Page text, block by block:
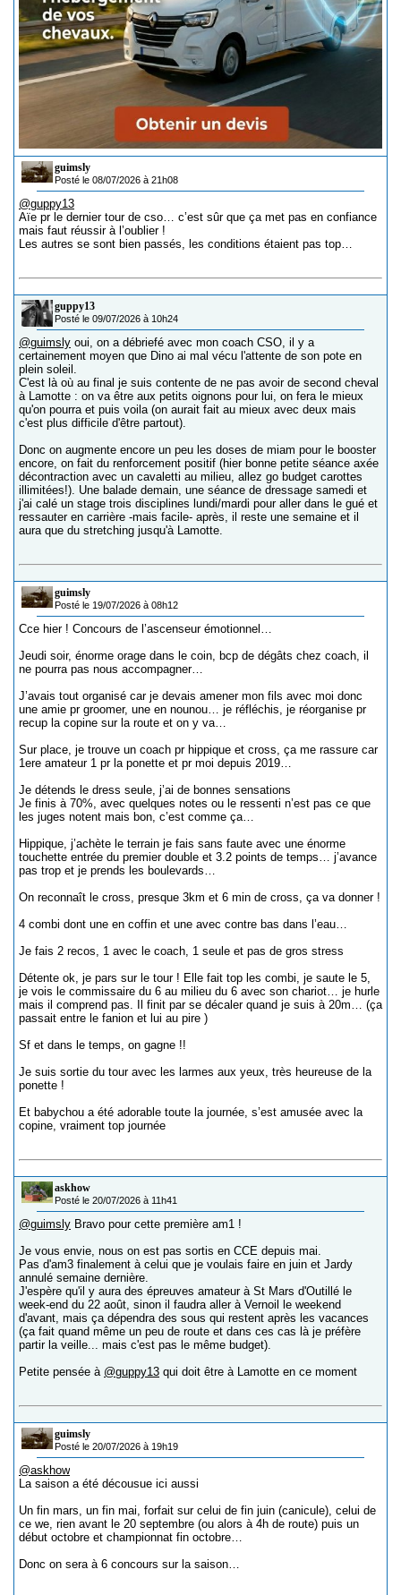
guimsly
Posté le 08/07/2026 à 21h08
@guppy13
Aïe pr le dernier tour de cso… c’est sûr que ça met pas en confiance
mais faut réussir à l’oublier !
Les autres se sont bien passés, les conditions étaient pas top…
guppy13
Posté le 09/07/2026 à 10h24
@guimsly oui, on a débriefé avec mon coach CSO, il y a
certainement moyen que Dino ai mal vécu l'attente de son pote en
plein soleil.
C'est là où au final je suis contente de ne pas avoir de second cheval
à Lamotte : on va être aux petits oignons pour lui, on fera le mieux
qu'on pourra et puis voila (on aurait fait au mieux avec deux mais
c'est plus difficile d'être partout).
Donc on augmente encore un peu les doses de miam pour le booster
encore, on fait du renforcement positif (hier bonne petite séance axée
décontraction avec un cavaletti au milieu, allez go budget carottes
illimitées!). Une balade demain, une séance de dressage samedi et
j'ai calé un stage trois disciplines lundi/mardi pour aller dans le gué et
ressauter en carrière -mais facile- après, il reste une semaine et il
aura que du stretching jusqu'à Lamotte.
guimsly
Posté le 19/07/2026 à 08h12
Cce hier ! Concours de l’ascenseur émotionnel…
Jeudi soir, énorme orage dans le coin, bcp de dégâts chez coach, il
ne pourra pas nous accompagner…
J’avais tout organisé car je devais amener mon fils avec moi donc
une amie pr groomer, une en nounou… je réfléchis, je réorganise pr
recup la copine sur la route et on y va…
Sur place, je trouve un coach pr hippique et cross, ça me rassure car
1ere amateur 1 pr la ponette et pr moi depuis 2019…
Je détends le dress seule, j’ai de bonnes sensations
Je finis à 70%, avec quelques notes ou le ressenti n’est pas ce que
les juges notent mais bon, c’est comme ça…
Hippique, j’achète le terrain je fais sans faute avec une énorme
touchette entrée du premier double et 3.2 points de temps… j’avance
pas trop et je prends les boulevards…
On reconnaît le cross, presque 3km et 6 min de cross, ça va donner !
4 combi dont une en coffin et une avec contre bas dans l’eau…
Je fais 2 recos, 1 avec le coach, 1 seule et pas de gros stress
Détente ok, je pars sur le tour ! Elle fait top les combi, je saute le 5,
je vois le commissaire du 6 au milieu du 6 avec son chariot… je hurle
mais il comprend pas. Il finit par se décaler quand je suis à 20m… (ça
passait entre le fanion et lui au pire )
Sf et dans le temps, on gagne !!
Je suis sortie du tour avec les larmes aux yeux, très heureuse de la
ponette !
Et babychou a été adorable toute la journée, s’est amusée avec la
copine, vraiment top journée
askhow
Posté le 20/07/2026 à 11h41
@guimsly Bravo pour cette première am1 !
Je vous envie, nous on est pas sortis en CCE depuis mai.
Pas d'am3 finalement à celui que je voulais faire en juin et Jardy
annulé semaine dernière.
J'espère qu'il y aura des épreuves amateur à St Mars d'Outillé le
week-end du 22 août, sinon il faudra aller à Vernoil le weekend
d'avant, mais ça dépendra des sous qui restent après les vacances
(ça fait quand même un peu de route et dans ces cas là je préfère
partir la veille... mais c'est pas le même budget).
Petite pensée à @guppy13 qui doit être à Lamotte en ce moment
guimsly
Posté le 20/07/2026 à 19h19
@askhow
La saison a été décousue ici aussi
Un fin mars, un fin mai, forfait sur celui de fin juin (canicule), celui de
ce we, rien avant le 20 septembre (ou alors à 4h de route) puis un
début octobre et championnat fin octobre…
Donc on sera à 6 concours sur la saison…